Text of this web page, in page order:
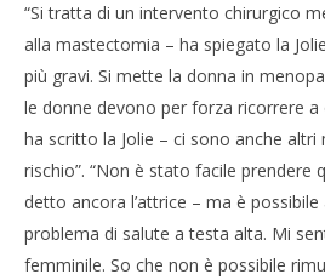
Nuovo intervento per Angelina
delle ovaie
24/03/2015
Redazione
“Si tratta di un intervento chirurgico
alla mastectomia – ha spiegato la
più gravi. Si mette la donna in
le donne devono per forza ricorrere
ha scritto la Jolie – ci sono anche
rischio”. “Non è stato facile prendere
detto ancora l’attrice – ma è
problema di salute a testa alta. Mi
femminile. So che non è possibile